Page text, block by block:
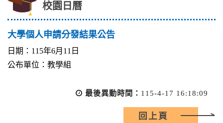
校園日曆
大學個人申請分發結果公告
日期：115年6月11日
公布單位：教學組
最後異動時間： 115-4-17 16:18:09
回上頁